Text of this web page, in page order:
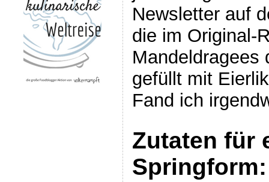
Newsletter auf
die im Original-
Mandeldragees
gefüllt mit
Fand ich
Zutaten für
Springform: